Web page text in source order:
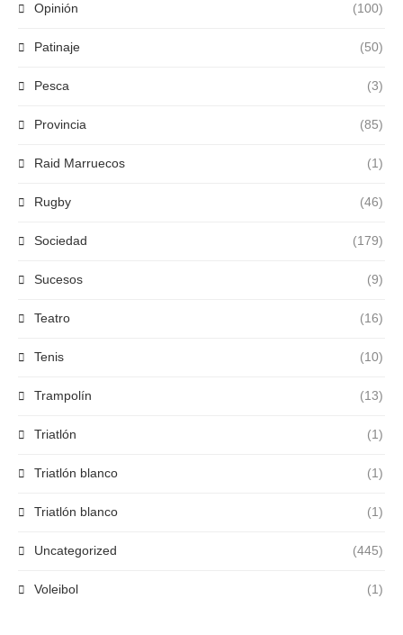
Opinión (100)
Patinaje (50)
Pesca (3)
Provincia (85)
Raid Marruecos (1)
Rugby (46)
Sociedad (179)
Sucesos (9)
Teatro (16)
Tenis (10)
Trampolín (13)
Triatlón (1)
Triatlón blanco (1)
Triatlón blanco (1)
Uncategorized (445)
Voleibol (1)